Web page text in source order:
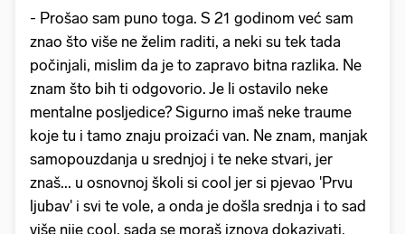
- Prošao sam puno toga. S 21 godinom već sam
znao što više ne želim raditi, a neki su tek tada
počinjali, mislim da je to zapravo bitna razlika. Ne
znam što bih ti odgovorio. Je li ostavilo neke
mentalne posljedice? Sigurno imaš neke traume
koje tu i tamo znaju proizaći van. Ne znam, manjak
samopouzdanja u srednjoj i te neke stvari, jer
znaš... u osnovnoj školi si cool jer si pjevao 'Prvu
ljubav' i svi te vole, a onda je došla srednja i to sad
više nije cool, sada se moraš iznova dokazivati.